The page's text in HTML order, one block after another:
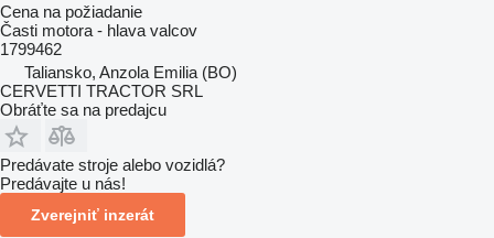
Cena na požiadanie
Časti motora - hlava valcov
1799462
Taliansko, Anzola Emilia (BO)
CERVETTI TRACTOR SRL
Obráťte sa na predajcu
Predávate stroje alebo vozidlá?
Predávajte u nás!
Zverejniť inzerát